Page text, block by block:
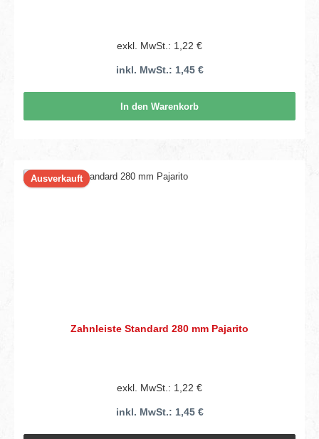
exkl. MwSt.: 1,22 €
inkl. MwSt.: 1,45 €
In den Warenkorb
Ausverkauft
Zahnleiste Standard 280 mm Pajarito
exkl. MwSt.: 1,22 €
inkl. MwSt.: 1,45 €